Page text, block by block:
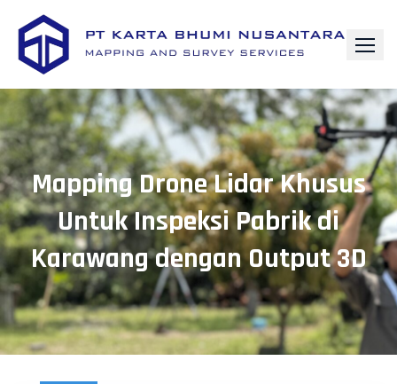
content
Mapping Drone Lidar Khusus
Untuk Inspeksi Pabrik di
Karawang dengan Output 3D